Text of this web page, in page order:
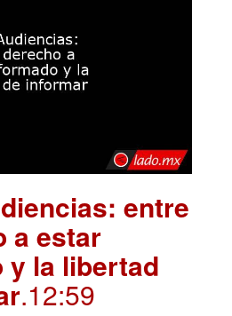
entre
a estar
y la libertad
.12:59